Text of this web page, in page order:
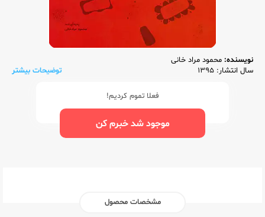
نویسنده: محمود مراد خانی
سال انتشار: 1395
توضیحات بیشتر
فعلا تموم کردیم!
موجود شد خبرم کن
مشخصات محصول